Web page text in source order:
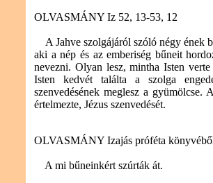
OLVASMÁNY Iz 52, 13-53, 12
A Jahve szolgájáról szóló négy ének
aki a nép és az emberiség bűneit
nevezni. Olyan lesz, mintha Isten
Isten kedvét találta a szolga
szenvedésének meglesz a
értelmezte, Jézus szenvedését.
OLVASMÁNY Izajás próféta
A mi bűneinkért szúrták át.